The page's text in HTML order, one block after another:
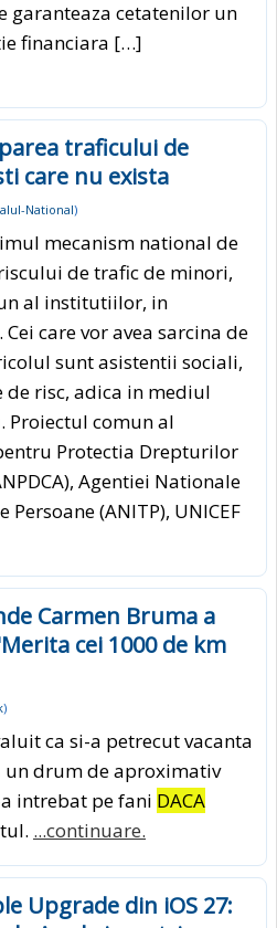
garanteaza cetatenilor un
financiara […]
traficului de
care nu exista
National)
mecanism national de
de trafic de minori,
al institutiilor, in
care vor avea sarcina de
sunt asistentii sociali,
de risc, adica in mediul
Proiectul comun al
Protectia Drepturilor
Agentiei Nationale
(ANITP), UNICEF
Carmen Bruma a
cei 1000 de km
)
ca si-a petrecut vacanta
un drum de aproximativ
intrebat pe fani DACA
...continuare.
Upgrade din iOS 27: